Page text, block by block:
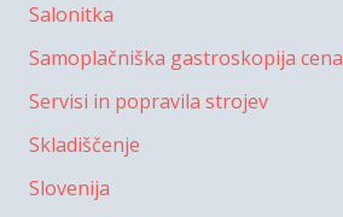
Salonitka
Samoplačniška gastroskopija cena
Servisi in popravila strojev
Skladiščenje
Slovenija